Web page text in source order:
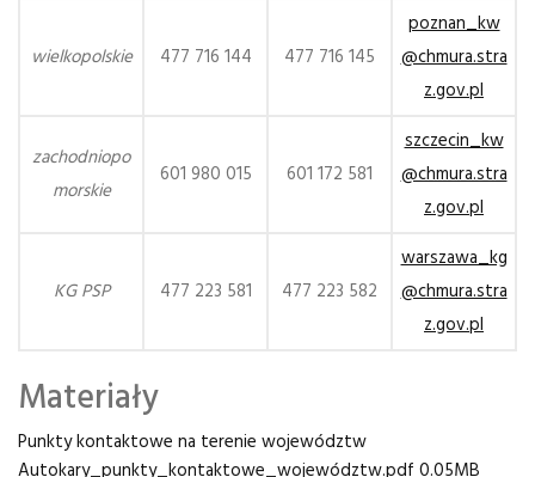
wielkopolskie 477 716 144 477 716 145
poznan_kw
@chmura.stra
z.gov.pl
zachodniopo
morskie
601 980 015 601 172 581
szczecin_kw
@chmura.stra
z.gov.pl
KG PSP 477 223 581 477 223 582
warszawa_kg
@chmura.stra
z.gov.pl
Materiały
Punkty kontaktowe na terenie województw
Autokary​_punkty​_kontaktowe​_województw.pdf 0.05MB